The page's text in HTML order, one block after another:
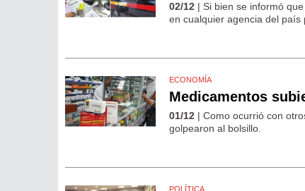
02/12 | Si bien se informó
en cualquier agencia del país
ECONOMÍA
Medicamentos
01/12 | Como ocurrió con
golpearon al bolsillo.
POLÍTICA